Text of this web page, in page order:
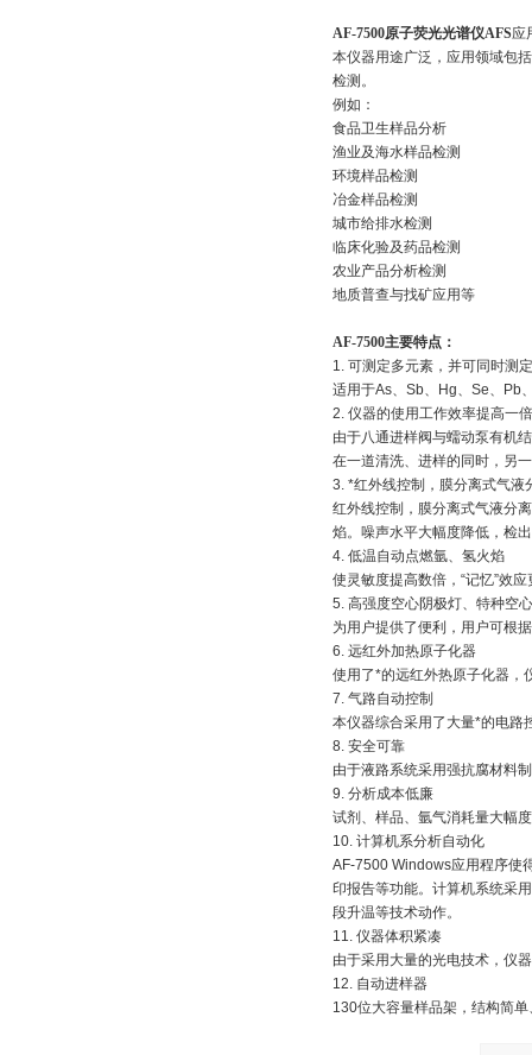
AF-7500原子荧光光谱仪AFS应
本仪器用途广泛，应用领域包
检测。
例如：
食品卫生样品分析
渔业及海水样品检测
环境样品检测
冶金样品检测
城市给排水检测
临床化验及药品检测
农业产品分析检测
地质普查与找矿应用等
AF-7500主要特点：
1. 可测定多元素，并可同时测
适用于As、Sb、Hg、Se、Pb
2. 仪器的使用工作效率提高一倍
由于八通进样阀与蠕动泵有机
在一道清洗、进样的同时，另
3. *红外线控制，膜分离式气液
红外线控制，膜分离式气液分
焰。噪声水平大幅度降低，检
4. 低温自动点燃氩、氢火焰
使灵敏度提高数倍，“记忆”效应
5. 高强度空心阴极灯、特种空
为用户提供了便利，用户可根
6. 远红外加热原子化器
使用了*的远红外热原子化器，
7. 气路自动控制
本仪器综合采用了大量*的电路
8. 安全可靠
由于液路系统采用强抗腐材料
9. 分析成本低廉
试剂、样品、氩气消耗量大幅
10. 计算机系分析自动化
AF-7500 Windows应用程序使
印报告等功能。计算机系统采
段升温等技术动作。
11. 仪器体积紧凑
由于采用大量的光电技术，仪
12. 自动进样器
130位大容量样品架，结构简